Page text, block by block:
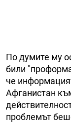
По думите му
били
че
Афганистан
проблемът